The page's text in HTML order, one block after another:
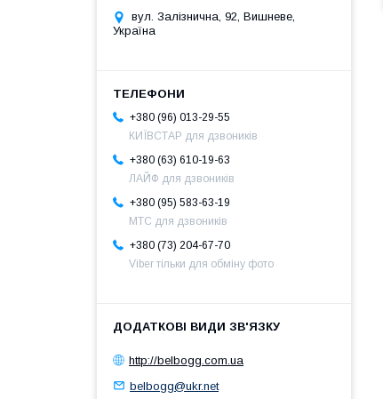
вул. Залізнична, 92, Вишневе,
Україна
+380 (96) 013-29-55
КИЇВСТАР для дзвоників
+380 (63) 610-19-63
ЛАЙФ для дзвоників
+380 (95) 583-63-19
МТС для дзвоників
+380 (73) 204-67-70
Viber тільки для обміну фото
http://belbogg.com.ua
belbogg@ukr.net